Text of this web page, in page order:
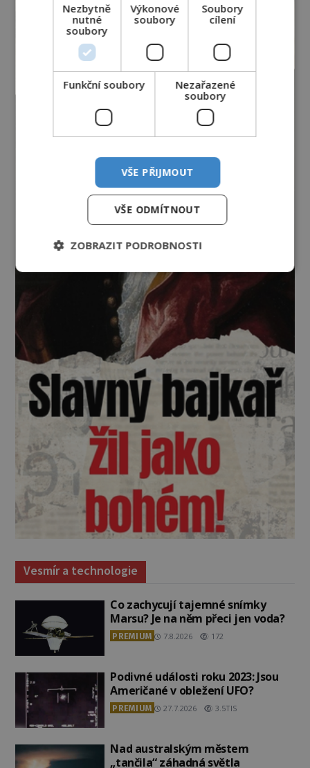
Vesmír a technologie
Co zachycují tajemné snímky
Marsu? Je na něm přeci jen voda?
PREMIUM 7.8.2026 172
Podivné události roku 2023: Jsou
Američané v obležení UFO?
PREMIUM 27.7.2026 3.5TIS
Nad australským městem
„tančila“ záhadná světla
Nezbytně
nutné
soubory
Výkonové
soubory
Soubory
cílení
Funkční soubory
Nezařazené
soubory
VŠE PŘIJMOUT
VŠE ODMÍTNOUT
ZOBRAZIT PODROBNOSTI